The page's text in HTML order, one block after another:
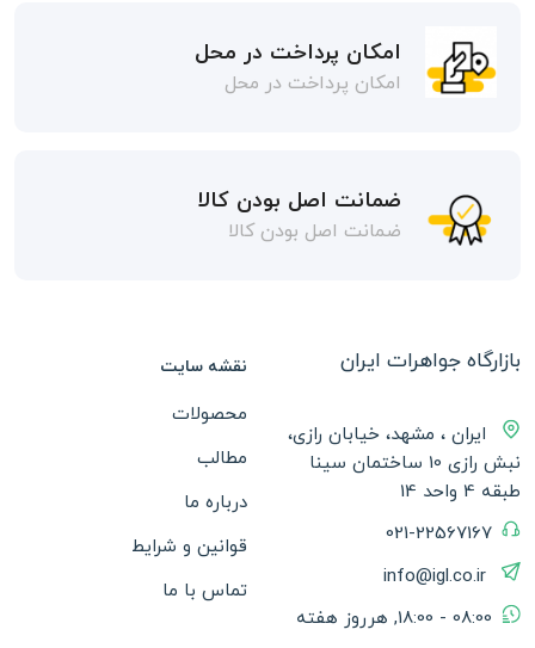
امکان پرداخت در محل
امکان پرداخت در محل
ضمانت اصل بودن کالا
ضمانت اصل بودن کالا
بازارگاه جواهرات ایران
ایران ، مشهد، خیابان رازی،
نبش رازی 10 ساختمان سینا
طبقه 4 واحد 14
021-22567167
info@igl.co.ir
08:00 - 18:00, هرروز هفته
نقشه سایت
محصولات
مطالب
درباره ما
قوانین و شرایط
تماس با ما